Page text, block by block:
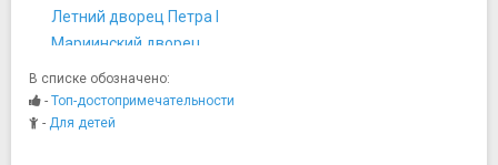
Летний дворец Петра I
Мариинский дворец
Меншиковский дворец
Михайловский замок
Мраморный дворец
В списке обозначено:
- Топ-достопримечательности
- Для детей